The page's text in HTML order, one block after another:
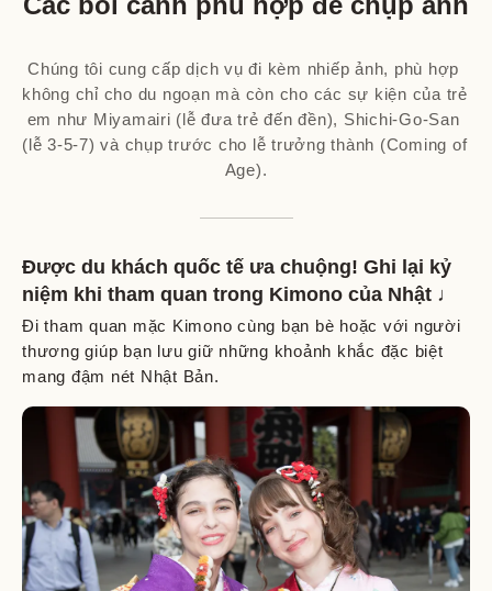
Chúng tôi cung cấp dịch vụ đi kèm nhiếp ảnh, phù hợp
không chỉ cho du ngoạn mà còn cho các sự kiện của trẻ
em như Miyamairi (lễ đưa trẻ đến đền), Shichi-Go-San
(lễ 3-5-7) và chụp trước cho lễ trưởng thành (Coming of
Age).
Được du khách quốc tế ưa chuộng! Ghi lại kỷ
niệm khi tham quan trong Kimono của Nhật ♩
Đi tham quan mặc Kimono cùng bạn bè hoặc với người
thương giúp bạn lưu giữ những khoảnh khắc đặc biệt
mang đậm nét Nhật Bản.